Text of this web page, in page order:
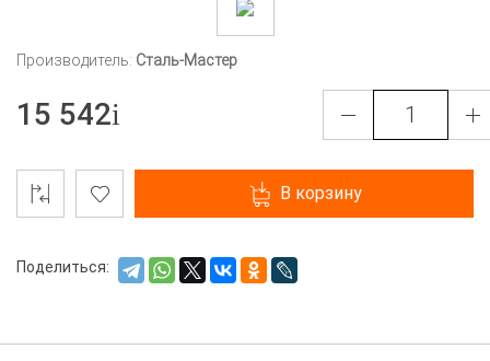
Производитель: Сталь-Мастер
15 542
В корзину
Поделиться: